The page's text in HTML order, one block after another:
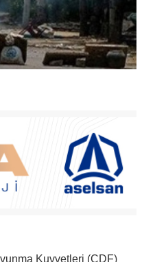
Kuvvetleri (CDF)